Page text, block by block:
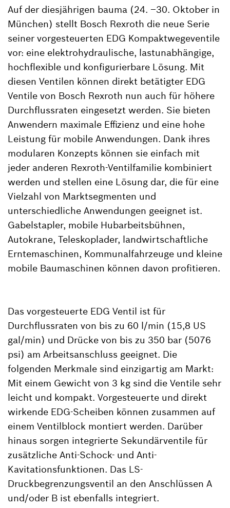
Auf der diesjährigen bauma (24. –30. Oktober in
München) stellt Bosch Rexroth die neue Serie
seiner vorgesteuerten EDG Kompaktwegeventile
vor: eine elektrohydraulische, lastunabhängige,
hochflexible und konfigurierbare Lösung. Mit
diesen Ventilen können direkt betätigter EDG
Ventile von Bosch Rexroth nun auch für höhere
Durchflussraten eingesetzt werden. Sie bieten
Anwendern maximale Effizienz und eine hohe
Leistung für mobile Anwendungen. Dank ihres
modularen Konzepts können sie einfach mit
jeder anderen Rexroth-Ventilfamilie kombiniert
werden und stellen eine Lösung dar, die für eine
Vielzahl von Marktsegmenten und
unterschiedliche Anwendungen geeignet ist.
Gabelstapler, mobile Hubarbeitsbühnen,
Autokrane, Teleskoplader, landwirtschaftliche
Erntemaschinen, Kommunalfahrzeuge und kleine
mobile Baumaschinen können davon profitieren.
Das vorgesteuerte EDG Ventil ist für
Durchflussraten von bis zu 60 l/min (15,8 US
gal/min) und Drücke von bis zu 350 bar (5076
psi) am Arbeitsanschluss geeignet. Die
folgenden Merkmale sind einzigartig am Markt:
Mit einem Gewicht von 3 kg sind die Ventile sehr
leicht und kompakt. Vorgesteuerte und direkt
wirkende EDG-Scheiben können zusammen auf
einem Ventilblock montiert werden. Darüber
hinaus sorgen integrierte Sekundärventile für
zusätzliche Anti-Schock- und Anti-
Kavitationsfunktionen. Das LS-
Druckbegrenzungsventil an den Anschlüssen A
und/oder B ist ebenfalls integriert.